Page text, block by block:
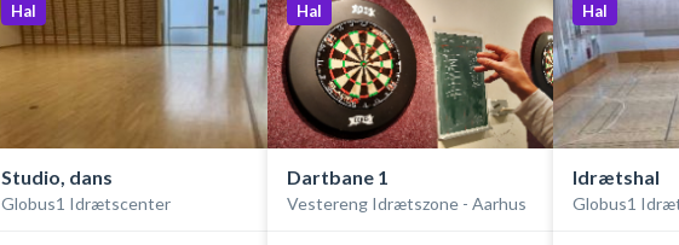
Hal
Studio, dans
Globus1 Idrætscenter
Hal
Dartbane 1
Vestereng Idrætszone - Aarhus
Hal
Idrætshal
Globus1